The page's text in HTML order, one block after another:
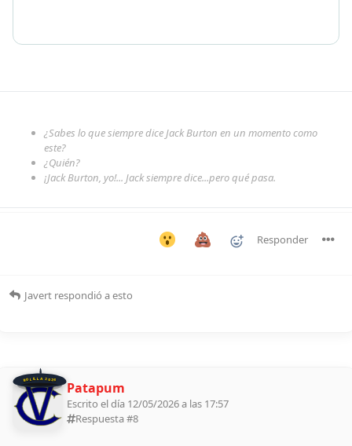
¿Sabes lo que siempre dice Jack Burton en un momento como
este?
¿Quién?
¡Jack Burton, yo!... Jack siempre dice...pero qué pasa.
Responder
Javert respondió a esto
BOLILLA 2026 Patapum
Escrito el día 12/05/2026 a las 17:57
Respuesta #8